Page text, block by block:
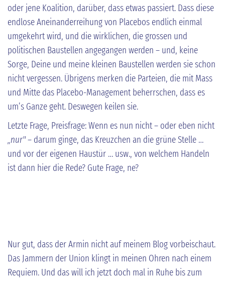
oder jene Koalition, darüber, dass etwas passiert. Dass diese
endlose Aneinanderreihung von Placebos endlich einmal
umgekehrt wird, und die wirklichen, die grossen und
politischen Baustellen angegangen werden – und, keine
Sorge, Deine und meine kleinen Baustellen werden sie schon
nicht vergessen. Übrigens merken die Parteien, die mit Mass
und Mitte das Placebo-Management beherrschen, dass es
um’s Ganze geht. Deswegen keilen sie.
Letzte Frage, Preisfrage: Wenn es nun nicht – oder eben nicht
„nur"– darum ginge, das Kreuzchen an die grüne Stelle …
und vor der eigenen Haustür … usw., von welchem Handeln
ist dann hier die Rede? Gute Frage, ne?
Nur gut, dass der Armin nicht auf meinem Blog vorbeischaut.
Das Jammern der Union klingt in meinen Ohren nach einem
Requiem. Und das will ich jetzt doch mal in Ruhe bis zum